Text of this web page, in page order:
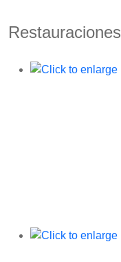
Restauraciones